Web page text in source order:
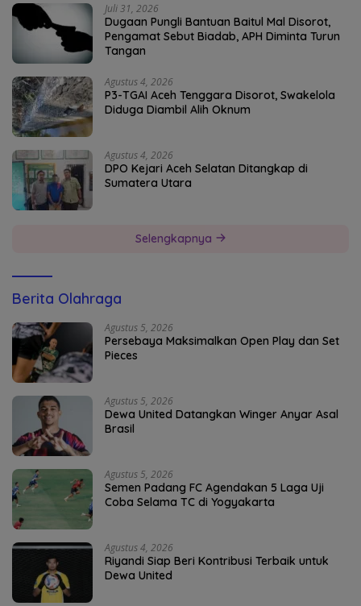
Juli 31, 2026
Dugaan Pungli Bantuan Baitul Mal Disorot,
Pengamat Sebut Biadab, APH Diminta Turun
Tangan
Agustus 4, 2026
P3-TGAI Aceh Tenggara Disorot, Swakelola
Diduga Diambil Alih Oknum
Agustus 4, 2026
DPO Kejari Aceh Selatan Ditangkap di
Sumatera Utara
Selengkapnya
Berita Olahraga
Agustus 5, 2026
Persebaya Maksimalkan Open Play dan Set
Pieces
Agustus 5, 2026
Dewa United Datangkan Winger Anyar Asal
Brasil
Agustus 5, 2026
Semen Padang FC Agendakan 5 Laga Uji
Coba Selama TC di Yogyakarta
Agustus 4, 2026
Riyandi Siap Beri Kontribusi Terbaik untuk
Dewa United